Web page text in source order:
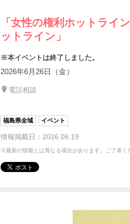
「女性の権利ホットライ
ットライン」
※本イベントは終了しました。
2026年6月26日（金）
電話相談
福島県全域 イベント
情報掲載日：2026.06.19
※最新の情報とは異なる場合があります。ご了承く